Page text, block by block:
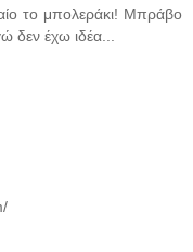
το μπολεράκι! Μπράβο
δεν έχω ιδέα...